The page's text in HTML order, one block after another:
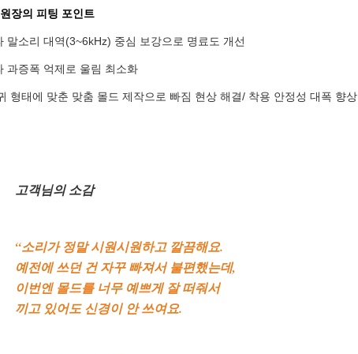
장의 피팅 포인트
말소리 대역(3~6kHz) 중심 보강으로 명료도 개선
과증폭 억제로 울림 최소화
형태에 맞춘 맞춤 몰드 제작으로 빠짐 현상 해결/ 착용 안정성 대폭 향상
고객님의 소감
“소리가 정말 시원시원하고 깔끔해요.
예전에 쓰던 건 자꾸 빠져서 불편했는데,
이번엔 몰드를 너무 예쁘게 잘 떠줘서
끼고 있어도 신경이 안 쓰여요.